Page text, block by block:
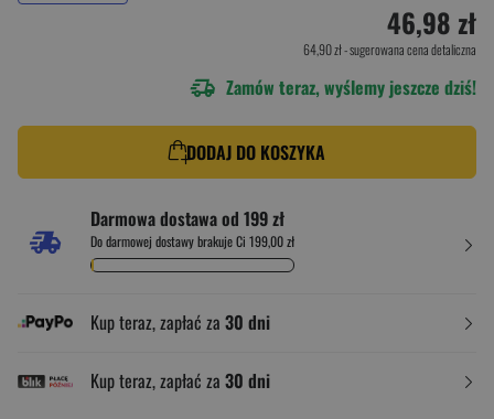
46,98 zł
64,90 zł- sugerowana cena detaliczna
Zamów teraz, wyślemy jeszcze dziś!
DODAJ DO KOSZYKA
Darmowa dostawa od 199 zł
Do darmowej dostawy brakuje Ci 199,00 zł
Kup teraz, zapłać za 30 dni
Kup teraz, zapłać za 30 dni